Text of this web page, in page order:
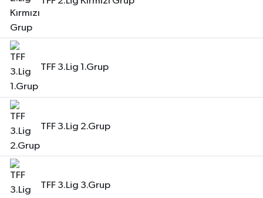
TFF 3.Lig 1.Grup
TFF 3.Lig 2.Grup
TFF 3.Lig 3.Grup